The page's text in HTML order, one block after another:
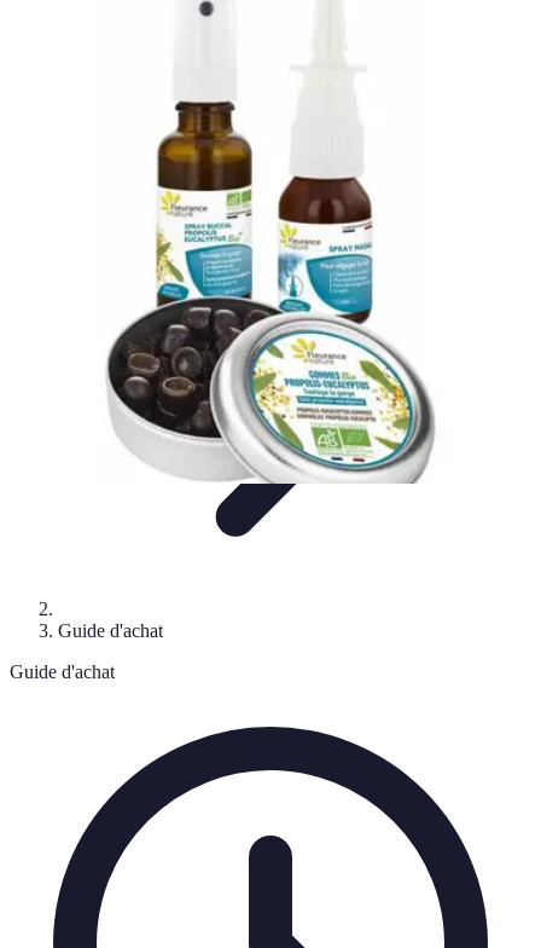
Pièces Détachées Tracteur
Entretien et Maintenance
Pièces Détachées Tracteur
Guide d'achat
Guide d'achat